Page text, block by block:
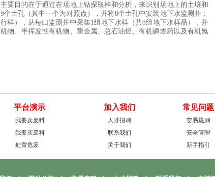
要目的在于通过在场地上钻探取样和分析，来识别场地上的土壤和
9个土孔（其中一个为对照点），并将8个土孔中安装地下水监测井；
样），从每口监测井中采集1组地下水样（共8组地下水样品），并
物、半挥发性有机物、重金属、总石油烃、有机磷农药以及有机氯
平台演示
我要卖废料
我要买废料
处置危废
加入我们
人才招聘
联系我们
关于我们
常见问题
交易规则
安全管理
新手指引